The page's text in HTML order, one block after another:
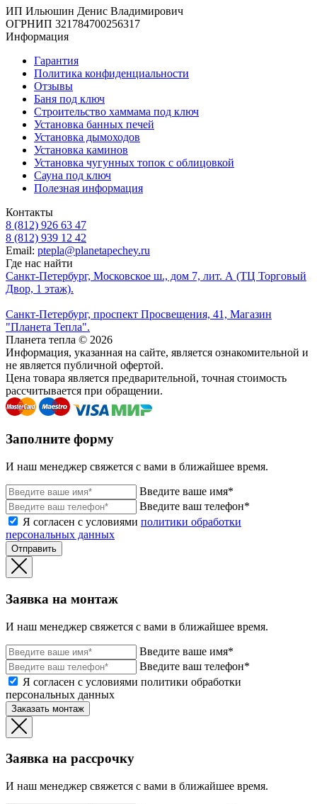
ИП Ильюшин Денис Владимирович
ОГРНИП 321784700256317
Информация
Гарантия
Политика конфиденциальности
Отзывы
Баня под ключ
Строительство хаммама под ключ
Установка банных печей
Установка дымоходов
Установка каминов
Установка чугунных топок с облицовкой
Сауна под ключ
Полезная информация
Контакты
8 (812) 926 63 47
8 (812) 939 12 42
Email: ptepla@planetapechey.ru
Где нас найти
Санкт-Петербург, Московское ш., дом 7, лит. А (ТЦ Торговый
Двор, 1 этаж).
Санкт-Петербург, проспект Просвещения, 41, Магазин
"Планета Тепла".
Планета тепла © 2026
Информация, указанная на сайте, является ознакомительной и
не является публичной офертой.
Цена товара является предварительной, точная стоимость
рассчитывается при обращении.
Заполните форму
И наш менеджер свяжется с вами в ближайшее время.
Введите ваше имя*
Введите ваш телефон*
Я согласен с условиями политики обработки
персональных данных
Отправить
Заявка на монтаж
И наш менеджер свяжется с вами в ближайшее время.
Введите ваше имя*
Введите ваш телефон*
Я согласен с условиями политики обработки
персональных данных
Заказать монтаж
Заявка на рассрочку
И наш менеджер свяжется с вами в ближайшее время.